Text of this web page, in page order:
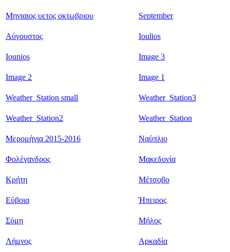
Μηνιαιος υετος οκτωβριου September
Αύγουστος Ioulios
Iounios Image 3
Image 2 Image 1
Weather_Station small Weather_Station3
Weather_Station2 Weather_Station
Μερομήνια 2015-2016 Ναύπλιο
Φολέγανδρος Μακεδονία
Κρήτη Μέτσοβο
Εύβοια Ήπειρος
Σύμη Μήλος
Λήμνος Αρκαδία